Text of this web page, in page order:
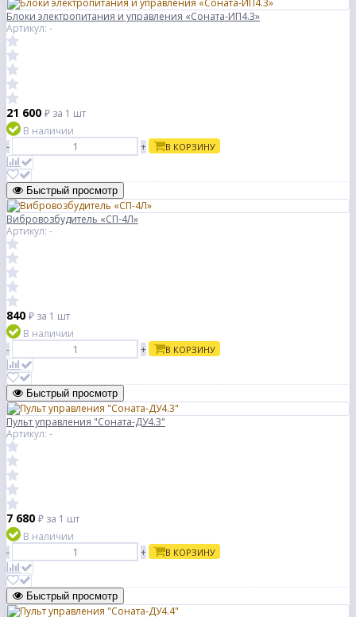
Блоки электропитания и управления «Соната-ИП4.3»
Артикул: -
21 600 ₽ за 1 шт
В наличии
-
+ В КОРЗИНУ
Быстрый просмотр
Вибровозбудитель «СП-4Л»
Артикул: -
840 ₽ за 1 шт
В наличии
-
+ В КОРЗИНУ
Быстрый просмотр
Пульт управления "Соната-ДУ4.3"
Артикул: -
7 680 ₽ за 1 шт
В наличии
-
+ В КОРЗИНУ
Быстрый просмотр